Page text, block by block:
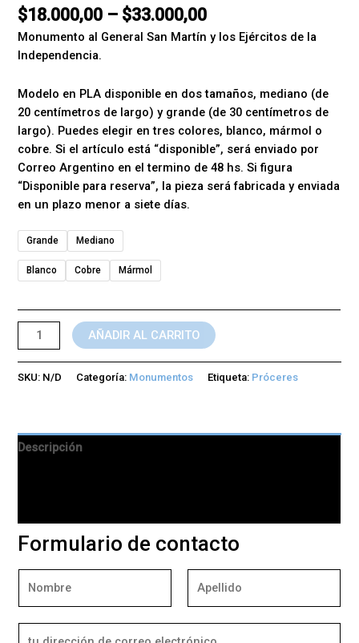
$18.000,00 – $33.000,00
Monumento al General San Martín y los Ejércitos de la
Independencia.
Modelo en PLA disponible en dos tamaños, mediano (de
20 centímetros de largo) y grande (de 30 centímetros de
largo). Puedes elegir en tres colores, blanco, mármol o
cobre. Si el artículo está “disponible”, será enviado por
Correo Argentino en el termino de 48 hs. Si figura
“Disponible para reserva”, la pieza será fabricada y enviada
en un plazo menor a siete días.
Grande Mediano
Blanco Cobre Mármol
AÑADIR AL CARRITO
SKU: N/D Categoría: Monumentos Etiqueta: Próceres
Descripción
Formulario de contacto